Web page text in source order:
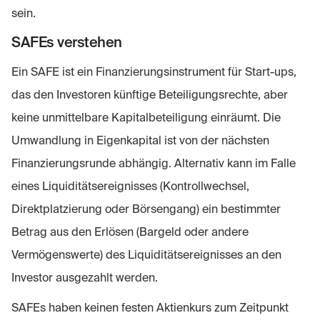
sein.
SAFEs verstehen
Ein SAFE ist ein Finanzierungsinstrument für Start-ups,
das den Investoren künftige Beteiligungsrechte, aber
keine unmittelbare Kapitalbeteiligung einräumt. Die
Umwandlung in Eigenkapital ist von der nächsten
Finanzierungsrunde abhängig. Alternativ kann im Falle
eines Liquiditätsereignisses (Kontrollwechsel,
Direktplatzierung oder Börsengang) ein bestimmter
Betrag aus den Erlösen (Bargeld oder andere
Vermögenswerte) des Liquiditätsereignisses an den
Investor ausgezahlt werden.
SAFEs haben keinen festen Aktienkurs zum Zeitpunkt